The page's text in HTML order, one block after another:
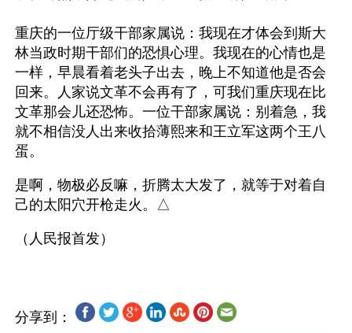
重庆的一位厅级干部家属说：我现在才体会到斯大
林当政时期干部们的恐惧心理。我现在的心情也是
一样，早晨看着老头子出去，晚上不知道他是否会
回来。人家说文革不会再有了，可我们重庆现在比
文革那会儿还恐怖。一位干部家属说：别着急，我
就不相信没人出来收拾薄熙来和王立军这两个王八
蛋。
是啊，物极必反嘛，折腾太大发了，就等于对着自
己的太阳穴开枪走火。△
分享到：